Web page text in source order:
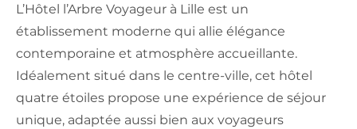
L’Hôtel l’Arbre Voyageur à Lille est un
établissement moderne qui allie élégance
contemporaine et atmosphère accueillante.
Idéalement situé dans le centre-ville, cet hôtel
quatre étoiles propose une expérience de séjour
unique, adaptée aussi bien aux voyageurs